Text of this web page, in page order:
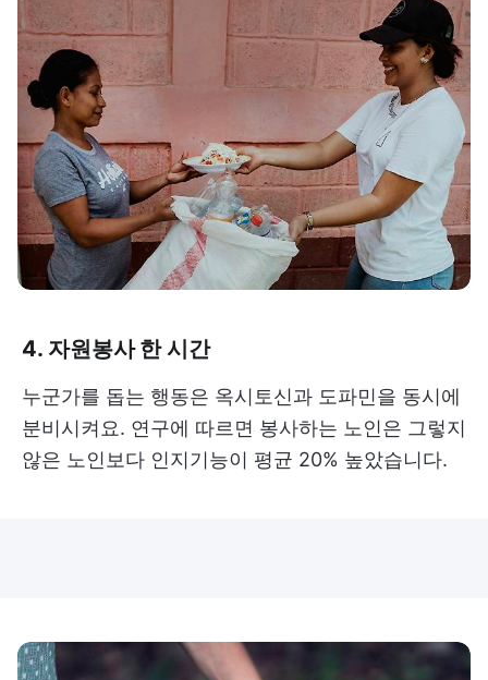
4. 자원봉사 한 시간
누군가를 돕는 행동은 옥시토신과 도파민을 동시에
분비시켜요. 연구에 따르면 봉사하는 노인은 그렇지
않은 노인보다 인지기능이 평균 20% 높았습니다.